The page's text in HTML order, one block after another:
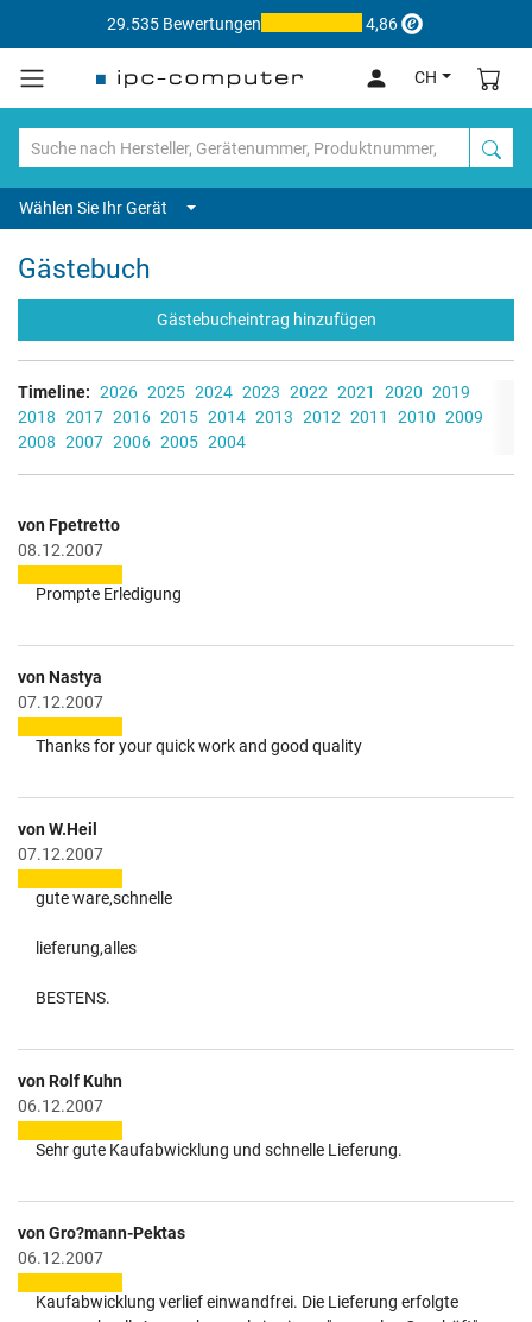
29.535 Bewertungen 4,86
CH
Wählen Sie Ihr Gerät
Gästebuch
Gästebucheintrag hinzufügen
Timeline: 2026 2025 2024 2023 2022 2021 2020 2019
2018 2017 2016 2015 2014 2013 2012 2011 2010 2009
2008 2007 2006 2005 2004
von Fpetretto
08.12.2007
Prompte Erledigung
von Nastya
07.12.2007
Thanks for your quick work and good quality
von W.Heil
07.12.2007
gute ware,schnelle
lieferung,alles
BESTENS.
von Rolf Kuhn
06.12.2007
Sehr gute Kaufabwicklung und schnelle Lieferung.
von Gro?mann-Pektas
06.12.2007
Kaufabwicklung verlief einwandfrei. Die Lieferung erfolgte